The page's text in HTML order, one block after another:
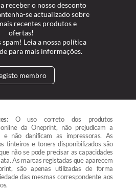
receber o nosso desconto
se actualizado sobre
recentes produtos e
ofertas!
spam! Leia a nossa política
para mais informações.
membro
O uso correto dos produtos
da Oneprint, não prejudicam a
e não danificam as impressoras. As
tinteiros e toners disponibilizados são
não se pode precisar as capacidades
As marcas registadas que aparecem
são apenas utilizadas de forma
das mesmas correspondente aos